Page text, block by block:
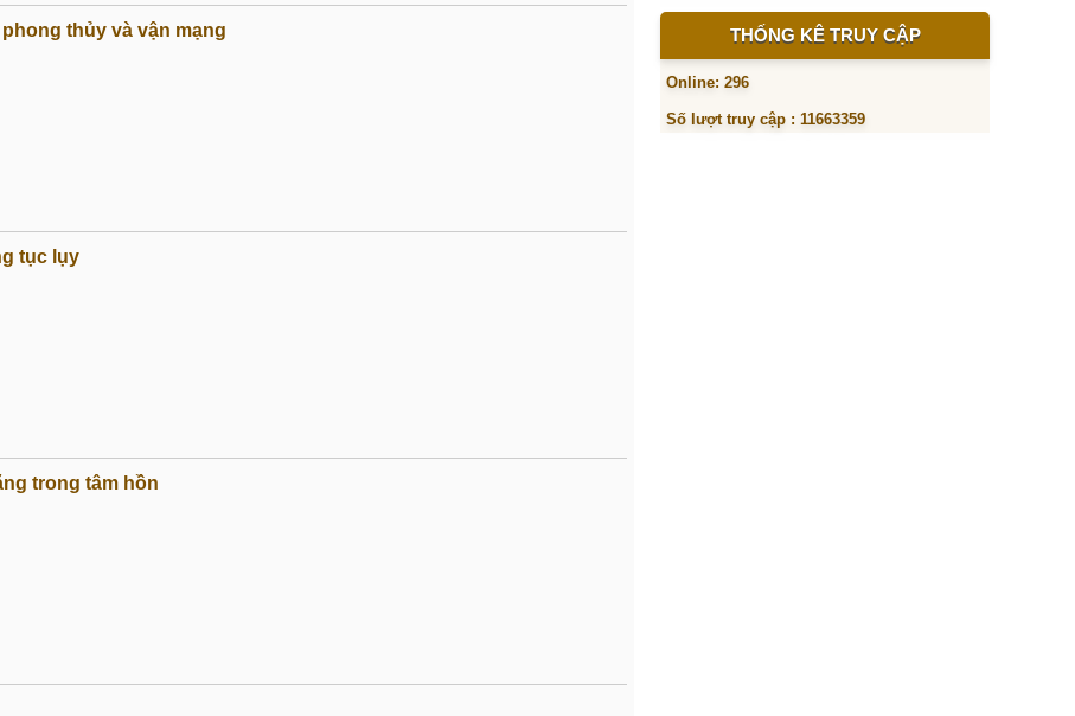
thủy và vận mạng
tục lụy
trong tâm hồn
THỐNG KÊ TRUY CẬP
Online: 296
Số lượt truy cập : 11663359